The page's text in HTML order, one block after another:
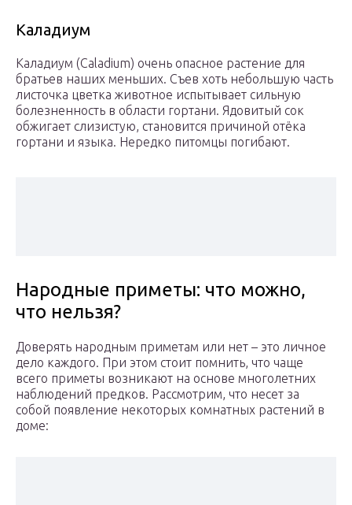
Каладиум
Каладиум (Caladium) очень опасное растение для
братьев наших меньших. Съев хоть небольшую часть
листочка цветка животное испытывает сильную
болезненность в области гортани. Ядовитый сок
обжигает слизистую, становится причиной отёка
гортани и языка. Нередко питомцы погибают.
Народные приметы: что можно,
что нельзя?
Доверять народным приметам или нет – это личное
дело каждого. При этом стоит помнить, что чаще
всего приметы возникают на основе многолетних
наблюдений предков. Рассмотрим, что несет за
собой появление некоторых комнатных растений в
доме: